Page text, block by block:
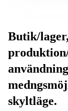
Butik/
skyltläge.